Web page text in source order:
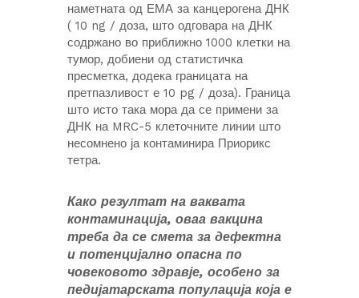
наметната од ЕМА за канцерогена ДНК
( 10 ng / доза, што одговара на ДНК
содржано во приближно 1000 клетки на
тумор, добиени од статистичка
пресметка, додека границата на
претпазливост е 10 pg / доза). Граница
што исто така мора да се примени за
ДНК на MRC-5 клеточните линии што
несомнено ја контаминира Приорикс
тетра.
Како резултат на ваквата
контаминација, оваа вакцина
треба да се смета за дефектна
и потенцијално опасна по
човековото здравје, особено за
педијатарската популација која е